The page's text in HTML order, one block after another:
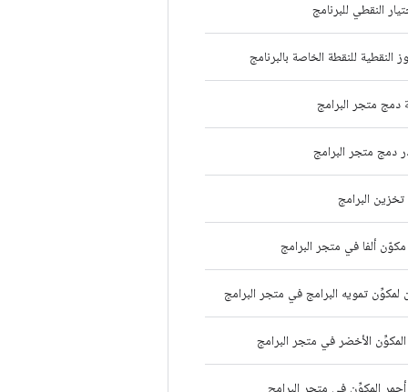
النقطي للبرنامج
للنقطة الخاصة بالبرنامج
متجر البرامج
دمج متجر البرامج
البرامج
ألفا في متجر البرامج
تمويه البرامج في متجر البرامج
الأخضر في متجر البرامج
المكوِّن في متجر البرامج